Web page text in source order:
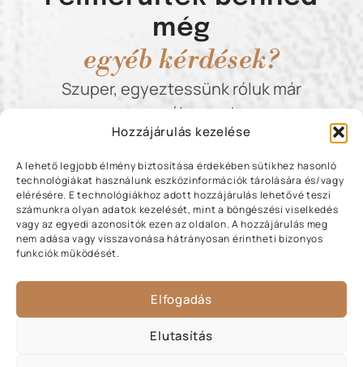
Hozzájárulás kezelése
A lehető legjobb élmény biztosítása érdekében sütikhez hasonló
technológiákat használunk eszközinformációk tárolására és/vagy
elérésére. E technológiákhoz adott hozzájárulás lehetővé teszi
számunkra olyan adatok kezelését, mint a böngészési viselkedés
vagy az egyedi azonosítók ezen az oldalon. A hozzájárulás meg
nem adása vagy visszavonása hátrányosan érintheti bizonyos
funkciók működését.
Elfogadás
Elutasítás
még
egyéb kérdések?
Szuper, egyeztessünk róluk már
személyesen!
Rendben, beszéljünk!:)
Dannó
BútorgyártásBemutatkozás